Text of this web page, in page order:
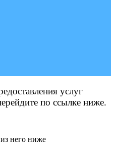
услуг
по ссылке ниже.